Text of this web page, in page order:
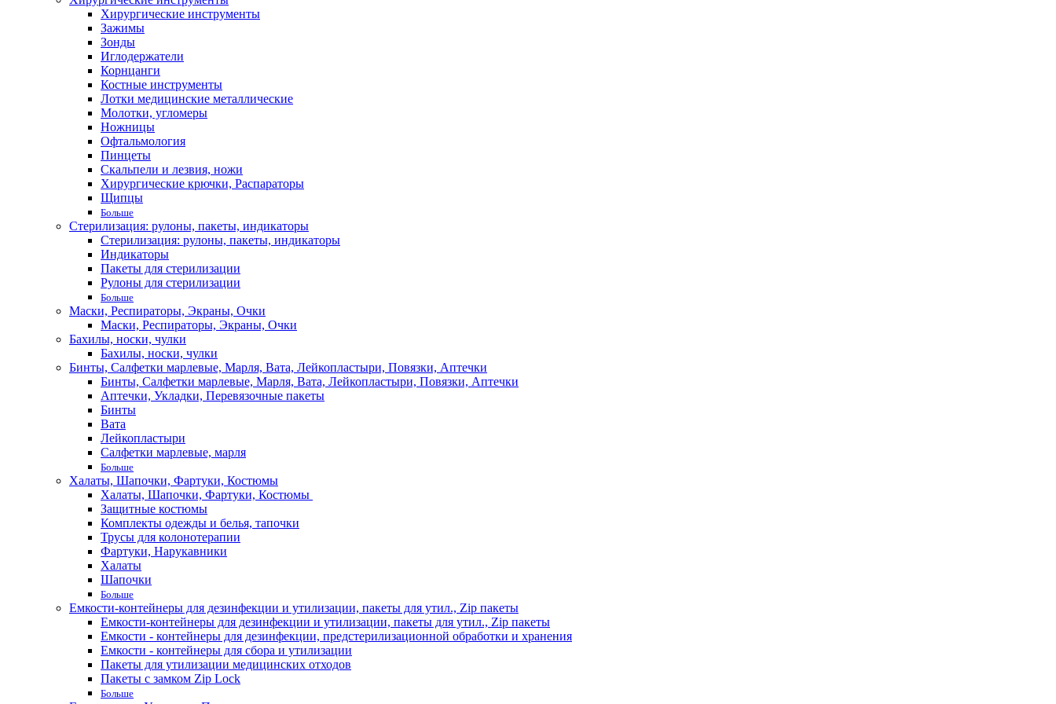
Хирургические инструменты
Зажимы
Зонды
Иглодержатели
Корнцанги
Костные инструменты
Лотки медицинские металлические
Молотки, угломеры
Ножницы
Офтальмология
Пинцеты
Скальпели и лезвия, ножи
Хирургические крючки, Распараторы
Щипцы
Больше
Стерилизация: рулоны, пакеты, индикаторы
Стерилизация: рулоны, пакеты, индикаторы
Индикаторы
Пакеты для стерилизации
Рулоны для стерилизации
Больше
Маски, Респираторы, Экраны, Очки
Маски, Респираторы, Экраны, Очки
Бахилы, носки, чулки
Бахилы, носки, чулки
Бинты, Салфетки марлевые, Марля, Вата, Лейкопластыри, Повязки, Аптечки
Бинты, Салфетки марлевые, Марля, Вата, Лейкопластыри, Повязки, Аптечки
Аптечки, Укладки, Перевязочные пакеты
Бинты
Вата
Лейкопластыри
Салфетки марлевые, марля
Больше
Халаты, Шапочки, Фартуки, Костюмы
Халаты, Шапочки, Фартуки, Костюмы
Защитные костюмы
Комплекты одежды и белья, тапочки
Трусы для колонотерапии
Фартуки, Нарукавники
Халаты
Шапочки
Больше
Емкости-контейнеры для дезинфекции и утилизации, пакеты для утил., Zip пакеты
Емкости-контейнеры для дезинфекции и утилизации, пакеты для утил., Zip пакеты
Емкости - контейнеры для дезинфекции, предстерилизационной обработки и хранения
Емкости - контейнеры для сбора и утилизации
Пакеты для утилизации медицинских отходов
Пакеты с замком Zip Lock
Больше